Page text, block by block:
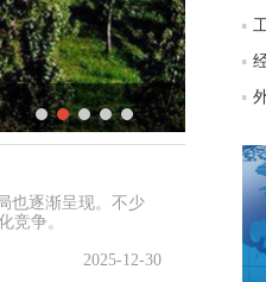
风
也逐渐呈现。不少
竞争。
2025-12-30